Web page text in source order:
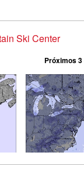
Ski Center
Próximos